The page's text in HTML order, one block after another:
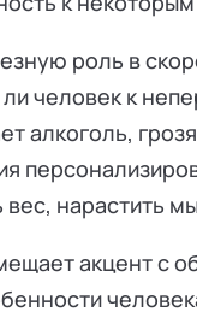
роль в
человек к
алкоголь,
вес, нарастить
акцент с